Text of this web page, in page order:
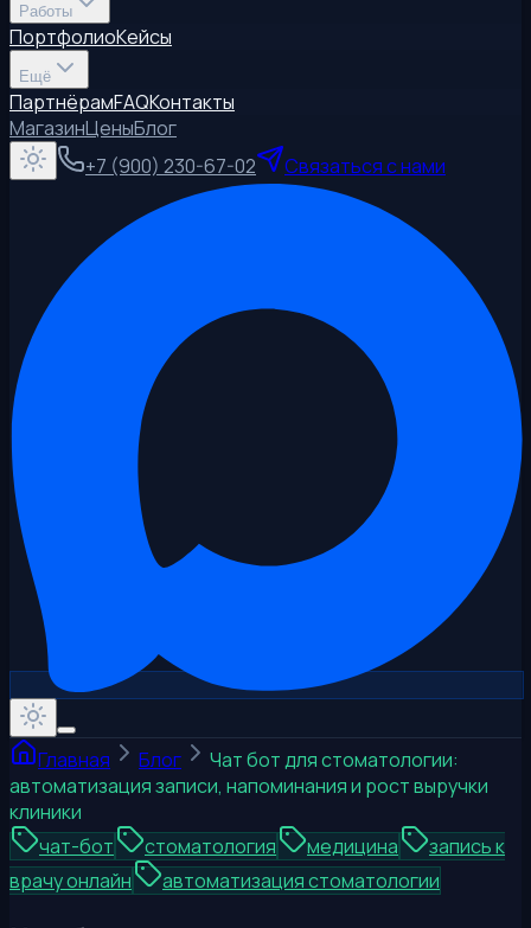
Работы
ПортфолиоКейсы
Ещё
ПартнёрамFAQКонтакты
МагазинЦеныБлог
+7 (900) 230-67-02
Связаться с нами
Главная Блог
Чат бот для стоматологии:
автоматизация записи, напоминания и рост выручки
клиники
чат-бот
стоматология медицина
запись к
врачу онлайн
автоматизация стоматологии